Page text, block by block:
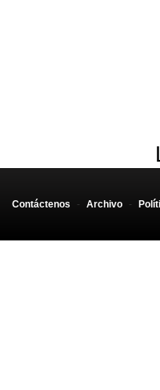
Contáctenos - Archivo -